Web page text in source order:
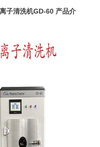
子清洗机GD-60 产品介